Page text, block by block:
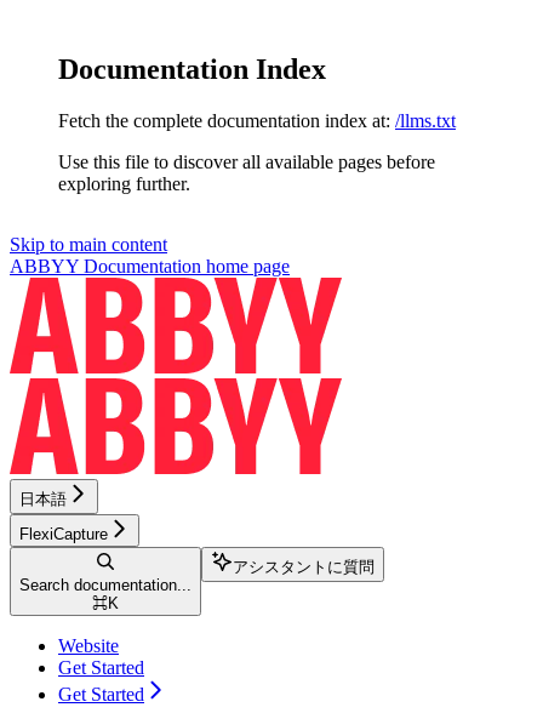
Documentation Index
Fetch the complete documentation index at: /llms.txt
Use this file to discover all available pages before
exploring further.
Skip to main content
ABBYY Documentation home page
日本語
FlexiCapture
Search documentation...
⌘K
アシスタントに質問
Website
Get Started
Get Started